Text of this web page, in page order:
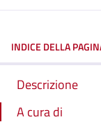
INDICE DELLA
Descrizione
A cura di